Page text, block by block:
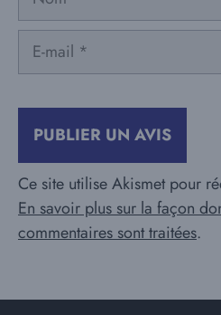
mail
Ce site utilise Akismet pour
En savoir plus sur la façon
commentaires sont traitées.